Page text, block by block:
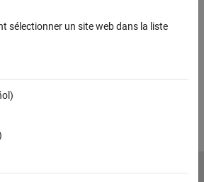
sélectionner un site web dans la liste